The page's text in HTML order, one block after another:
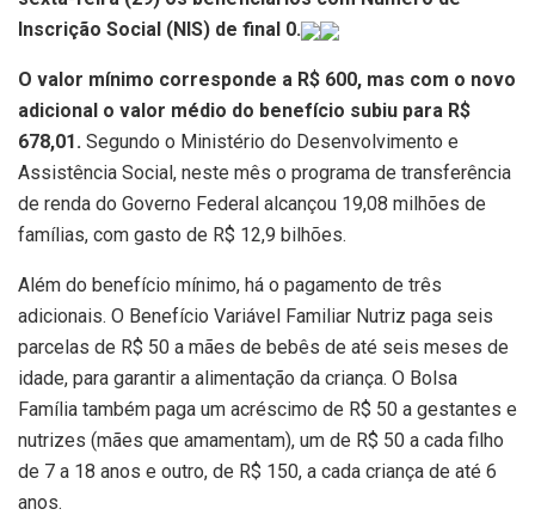
Inscrição Social (NIS) de final 0.
O valor mínimo corresponde a R$ 600, mas com o novo
adicional o valor médio do benefício subiu para R$
678,01. Segundo o Ministério do Desenvolvimento e
Assistência Social, neste mês o programa de transferência
de renda do Governo Federal alcançou 19,08 milhões de
famílias, com gasto de R$ 12,9 bilhões.
Além do benefício mínimo, há o pagamento de três
adicionais. O Benefício Variável Familiar Nutriz paga seis
parcelas de R$ 50 a mães de bebês de até seis meses de
idade, para garantir a alimentação da criança. O Bolsa
Família também paga um acréscimo de R$ 50 a gestantes e
nutrizes (mães que amamentam), um de R$ 50 a cada filho
de 7 a 18 anos e outro, de R$ 150, a cada criança de até 6
anos.